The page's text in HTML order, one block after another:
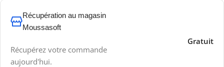
Récupération au magasin
Moussasoft
Récupérez votre commande
aujourd'hui.
Gratuit